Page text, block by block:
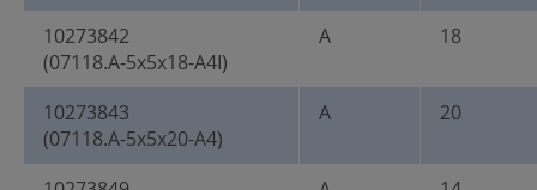
10273842
(07118.A-5x5x18-A4I)
A 18
10273843
(07118.A-5x5x20-A4)
A 20